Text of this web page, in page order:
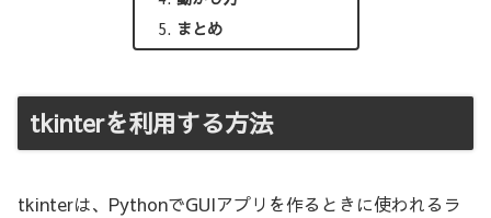
まとめ
tkinterを利用する方法
tkinterは、PythonでGUIアプリを作るときに使われるラ